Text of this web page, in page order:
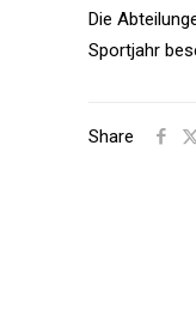
Die
Sportjahr
Share